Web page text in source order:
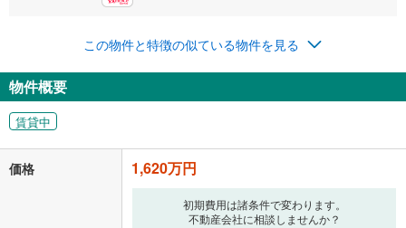
この物件と特徴の似ている物件を見る
物件概要
賃貸中
価格 1,620万円
初期費用は諸条件で変わります。
不動産会社に相談しませんか？